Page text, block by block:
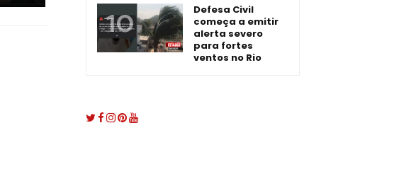
Defesa Civil
começa a emitir
alerta severo
para fortes
ventos no Rio